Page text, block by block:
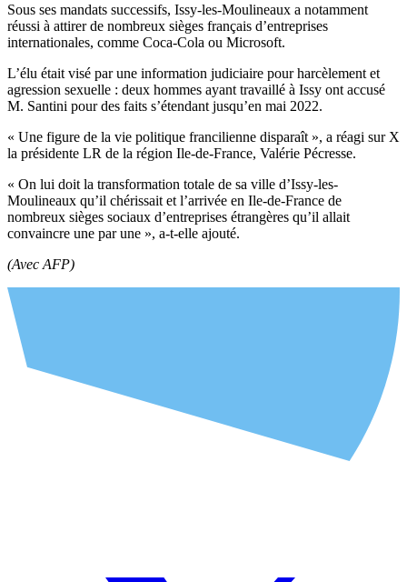
Sous ses mandats successifs, Issy-les-Moulineaux a notamment
réussi à attirer de nombreux sièges français d’entreprises
internationales, comme Coca-Cola ou Microsoft.
L’élu était visé par une information judiciaire pour harcèlement et
agression sexuelle : deux hommes ayant travaillé à Issy ont accusé
M. Santini pour des faits s’étendant jusqu’en mai 2022.
« Une figure de la vie politique francilienne disparaît », a réagi sur X
la présidente LR de la région Ile-de-France, Valérie Pécresse.
« On lui doit la transformation totale de sa ville d’Issy-les-
Moulineaux qu’il chérissait et l’arrivée en Ile-de-France de
nombreux sièges sociaux d’entreprises étrangères qu’il allait
convaincre une par une », a-t-elle ajouté.
(Avec AFP)